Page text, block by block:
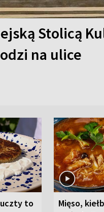
Stolicą
na ulice
uczty to
Mięso,